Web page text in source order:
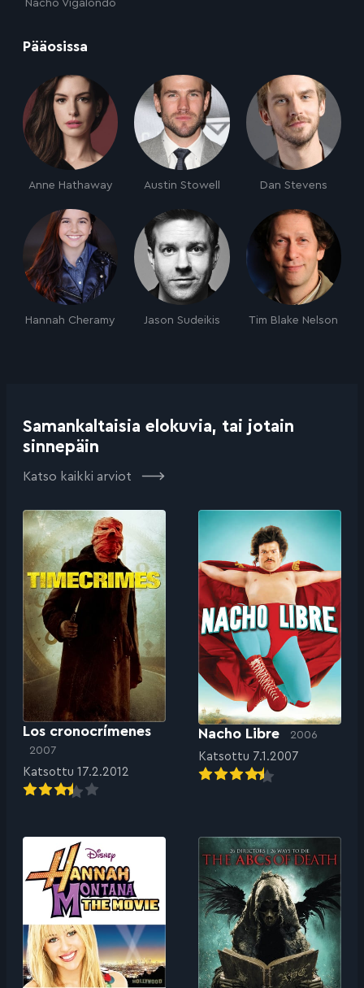
Nacho Vigalondo
Pääosissa
Anne Hathaway Austin Stowell Dan Stevens
Hannah Cheramy Jason Sudeikis Tim Blake Nelson
Samankaltaisia elokuvia, tai jotain
sinnepäin
Katso kaikki arviot
Los cronocrímenes
2007
Katsottu 17.2.2012
Nacho Libre 2006
Katsottu 7.1.2007